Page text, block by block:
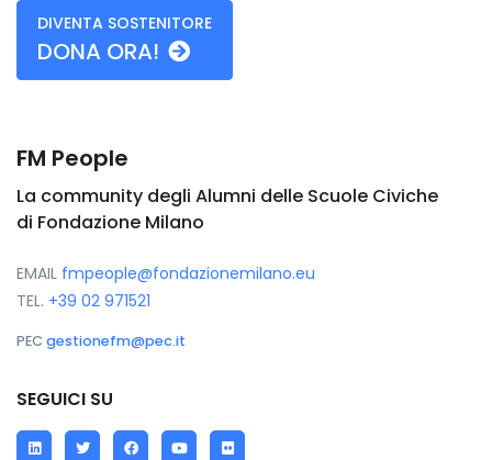
DIVENTA SOSTENITORE
DONA ORA!
FM People
La community degli Alumni delle Scuole Civiche
di Fondazione Milano
EMAIL fmpeople@fondazionemilano.eu
TEL. +39 02 971521
PEC gestionefm@pec.it
SEGUICI SU
LinkedInTwitterFacebookYouTube
Flickr